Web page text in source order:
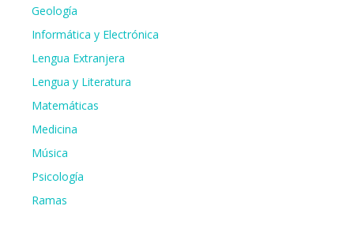
Geología
Informática y Electrónica
Lengua Extranjera
Lengua y Literatura
Matemáticas
Medicina
Música
Psicología
Ramas